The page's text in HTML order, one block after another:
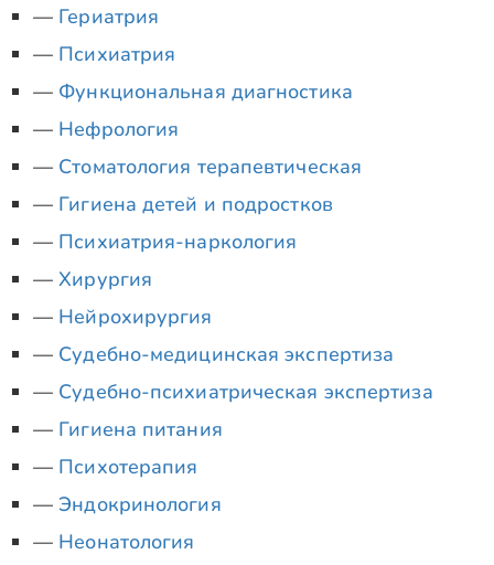
Гериатрия
Психиатрия
Функциональная диагностика
Нефрология
Стоматология терапевтическая
Гигиена детей и подростков
Психиатрия-наркология
Хирургия
Нейрохирургия
Судебно-медицинская экспертиза
Судебно-психиатрическая экспертиза
Гигиена питания
Психотерапия
Эндокринология
Неонатология